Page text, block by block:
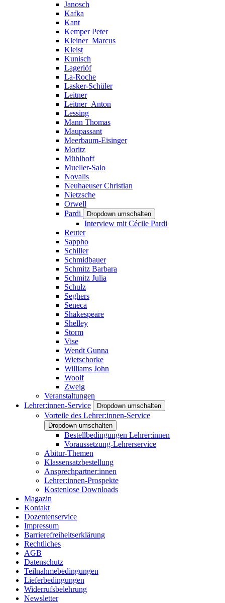
Janosch
Kafka
Kant
Kemper Peter
Kleiner_Marcus
Kleist
Kunisch
Lagerlöf
La-Roche
Lasker-Schüler
Leitner
Leitner_Anton
Lessing
Mann Thomas
Maupassant
Meerbaum-Eisinger
Moritz
Mühlhoff
Mueller-Salo
Novalis
Neuhaeuser Christian
Nietzsche
Orwell
Pardi
Dropdown umschalten
Interview mit Cécile Pardi
Reuter
Sappho
Schiller
Schmidbauer
Schmitz Barbara
Schmitz Julia
Schulz
Seghers
Seneca
Shakespeare
Shelley
Storm
Vise
Wendt Gunna
Wietschorke
Williams John
Woolf
Zweig
Veranstaltungen
Lehrer:innen-Service
Dropdown umschalten
Vorteile des Lehrer:innen-Service
Dropdown umschalten
Bestellbedingungen Lehrer:innen
Voraussetzung-Lehrerservice
Abitur-Themen
Klassensatzbestellung
Ansprechpartner:innen
Lehrer:innen-Prospekte
Kostenlose Downloads
Magazin
Kontakt
Dozentenservice
Impressum
Barrierefreiheitserklärung
Rechtliches
AGB
Datenschutz
Teilnahmebedingungen
Lieferbedingungen
Widerrufsbelehrung
Newsletter